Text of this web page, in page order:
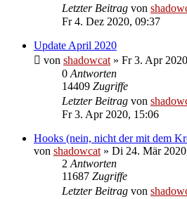
Letzter Beitrag von
Fr 4. Dez 2020, 09:37
Update April 2020
von shadowcat » Fr 3. Apr
0 Antworten
14409 Zugriffe
Letzter Beitrag von
Fr 3. Apr 2020, 15:06
Hooks (nein, nicht der mit dem
von shadowcat » Di 24. Mär
2 Antworten
11687 Zugriffe
Letzter Beitrag von